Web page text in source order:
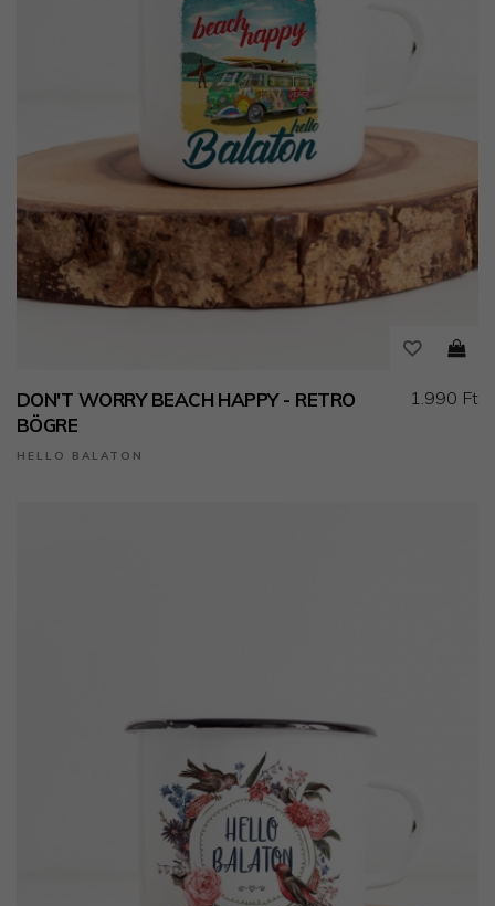
DON'T WORRY BEACH HAPPY - RETRO
BÖGRE
HELLO BALATON
1.990 Ft